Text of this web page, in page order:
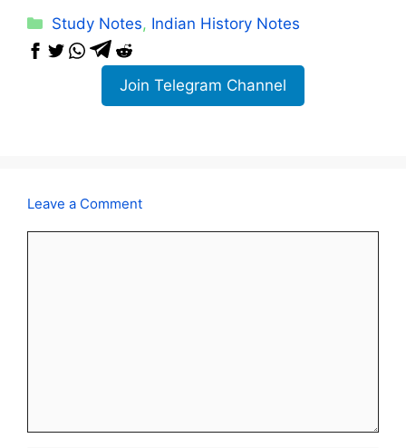
Categories
Study Notes, Indian History Notes
Join Telegram Channel
Leave a Comment